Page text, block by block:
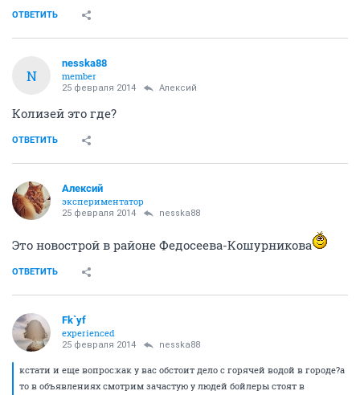
ОТВЕТИТЬ
N
nesska88
member
25 февраля 2014 Алексий
Колизей это где?
ОТВЕТИТЬ
Алексий
экспериментатор
25 февраля 2014 nesska88
Это новострой в районе Федосеева-Кошурникова
ОТВЕТИТЬ
Fk`yf
experienced
25 февраля 2014 nesska88
кстати и еще вопрос:как у вас обстоит дело с горячей водой в городе?а
то в объявлениях смотрим зачастую у людей бойлеры стоят в